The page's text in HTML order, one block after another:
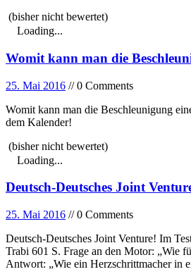
(bisher nicht bewertet)
Loading...
Womit kann man die
25. Mai 2016 // 0 Comments
Womit kann man die Beschleunigung
dem Kalender!
(bisher nicht bewertet)
Loading...
Deutsch-Deutsches Joint
25. Mai 2016 // 0 Comments
Deutsch-Deutsches Joint Venture! Im
Trabi 601 S. Frage an den Motor: „Wie
Antwort: „Wie ein Herzschrittmacher in